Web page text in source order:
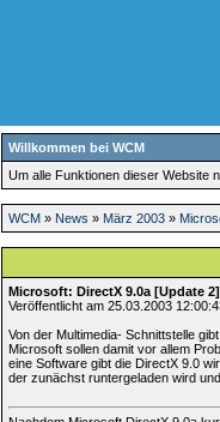
Willkommen bei WCM
Um alle Funktionen dieser Website
WCM » News » März 2003 »
Microsoft: DirectX 9.0a [Update 2]
Veröffentlicht am 25.03.2003
Von der Multimedia- Schnittstelle
Microsoft sollen damit vor allem
eine Software gibt die DirectX 9.0
der zunächst runtergeladen wird